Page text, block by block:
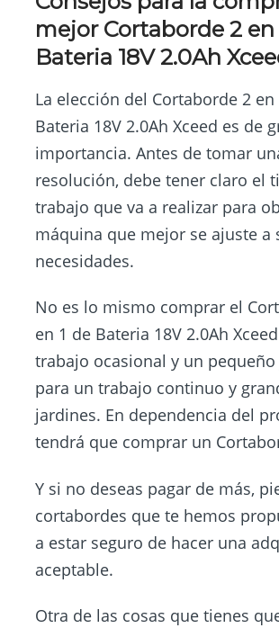
mejor Cortaborde 2 en
Bateria 18V 2.0Ah
La elección del Cortaborde 2 en
Bateria 18V 2.0Ah Xceed es de
importancia. Antes de tomar
resolución, debe tener claro el
trabajo que va a realizar para
máquina que mejor se ajuste a
necesidades.
No es lo mismo comprar el
en 1 de Bateria 18V 2.0Ah
trabajo ocasional y un
para un trabajo continuo y
jardines. En dependencia del
tendrá que comprar un
Y si no deseas pagar de más,
cortabordes que te hemos
a estar seguro de hacer una
aceptable.
Otra de las cosas que tienes